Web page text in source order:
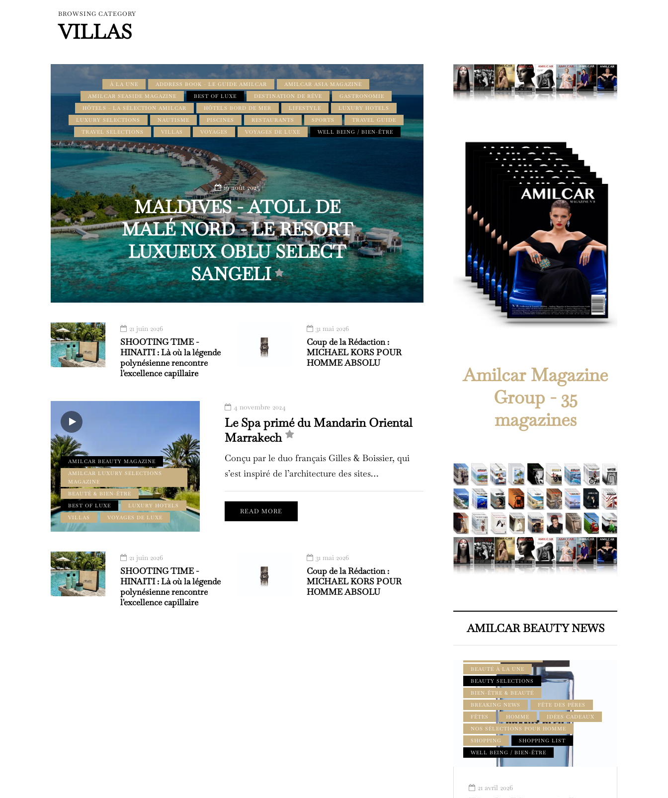
BROWSING CATEGORY
VILLAS
À LA UNE ADDRESS BOOK - LE GUIDE AMILCAR
AMILCAR ASIA MAGAZINE
AMILCAR SEASIDE MAGAZINE
BEST OF LUXE DESTINATION DE RÊVE
GASTRONOMIE
HÔTELS - LA SÉLECTION AMILCAR
HÔTELS BORD DE MER LIFESTYLE
LUXURY HOTELS
LUXURY SELECTIONS
NAUTISME PISCINES RESTAURANTS SPORTS
TRAVEL GUIDE
TRAVEL SELECTIONS
VILLAS VOYAGES VOYAGES DE LUXE WELL BEING / BIEN-ÊTRE
19 août 2025
MALDIVES - ATOLL DE
MALÉ NORD - LE RESORT
LUXUEUX OBLU SELECT
SANGELI
21 juin 2026
SHOOTING TIME -
HINAITI : Là où la légende
polynésienne rencontre
l'excellence capillaire
31 mai 2026
Coup de la Rédaction :
MICHAEL KORS POUR
HOMME ABSOLU
AMILCAR BEAUTY MAGAZINE
AMILCAR LUXURY SELECTIONS
MAGAZINE
BEAUTÉ & BIEN-ÊTRE
BEST OF LUXE
LUXURY HOTELS
VILLAS
VOYAGES DE LUXE
4 novembre 2024
Le Spa primé du Mandarin Oriental
Marrakech
Conçu par le duo français Gilles & Boissier, qui
s’est inspiré de l’architecture des sites…
READ MORE
21 juin 2026
SHOOTING TIME -
HINAITI : Là où la légende
polynésienne rencontre
l'excellence capillaire
31 mai 2026
Coup de la Rédaction :
MICHAEL KORS POUR
HOMME ABSOLU
Amilcar Magazine
Group - 35
magazines
AMILCAR BEAUTY NEWS
AMILCAR BEAUTY MAGAZINE
BEAUTÉ À LA UNE
BEAUTY SELECTIONS
BIEN-ÊTRE & BEAUTÉ
BREAKING NEWS
FÊTE DES PÈRES
FÊTES
HOMME
IDÉES CADEAUX
NOS SÉLECTIONS POUR HOMME
SHOPPING
SHOPPING LIST
WELL BEING / BIEN-ÊTRE
21 avril 2026